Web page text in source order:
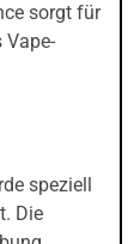
sorgt für
speziell
Die